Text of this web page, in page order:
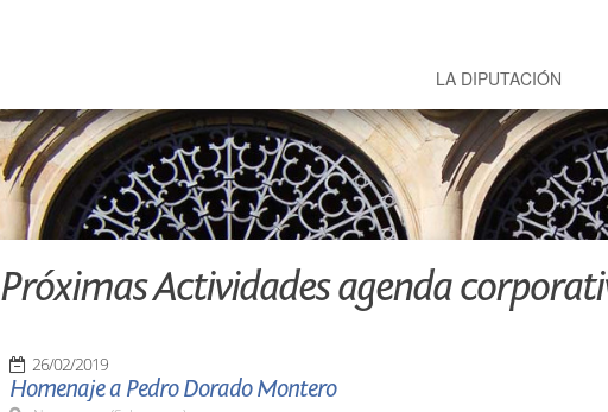
LA DIPUTACIÓN
Próximas Actividades agenda
26/02/2019
Homenaje a Pedro Dorado Montero